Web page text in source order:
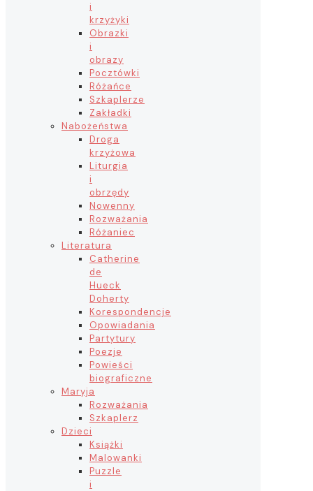
i
krzyżyki
Obrazki
i
obrazy
Pocztówki
Różańce
Szkaplerze
Zakładki
Nabożeństwa
Droga
krzyżowa
Liturgia
i
obrzędy
Nowenny
Rozważania
Różaniec
Literatura
Catherine
de
Hueck
Doherty
Korespondencje
Opowiadania
Partytury
Poezje
Powieści
biograficzne
Maryja
Rozważania
Szkaplerz
Dzieci
Książki
Malowanki
Puzzle
i